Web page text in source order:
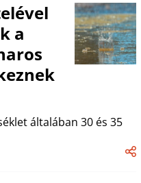
a
általában 30 és 35